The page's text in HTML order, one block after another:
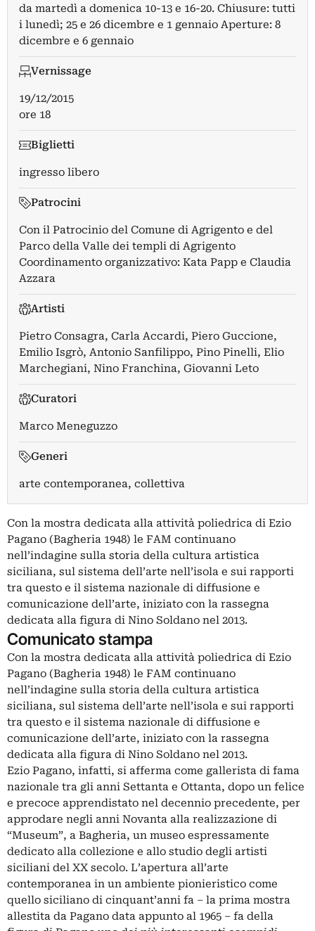
da martedì a domenica 10-13 e 16-20. Chiusure: tutti
i lunedì; 25 e 26 dicembre e 1 gennaio Aperture: 8
dicembre e 6 gennaio
Vernissage
19/12/2015
ore 18
Biglietti
ingresso libero
Patrocini
Con il Patrocinio del Comune di Agrigento e del
Parco della Valle dei templi di Agrigento
Coordinamento organizzativo: Kata Papp e Claudia
Azzara
Artisti
Pietro Consagra, Carla Accardi, Piero Guccione,
Emilio Isgrò, Antonio Sanfilippo, Pino Pinelli, Elio
Marchegiani, Nino Franchina, Giovanni Leto
Curatori
Marco Meneguzzo
Generi
arte contemporanea, collettiva
Con la mostra dedicata alla attività poliedrica di Ezio
Pagano (Bagheria 1948) le FAM continuano
nell’indagine sulla storia della cultura artistica
siciliana, sul sistema dell’arte nell’isola e sui rapporti
tra questo e il sistema nazionale di diffusione e
comunicazione dell’arte, iniziato con la rassegna
dedicata alla figura di Nino Soldano nel 2013.
Comunicato stampa
Con la mostra dedicata alla attività poliedrica di Ezio
Pagano (Bagheria 1948) le FAM continuano
nell’indagine sulla storia della cultura artistica
siciliana, sul sistema dell’arte nell’isola e sui rapporti
tra questo e il sistema nazionale di diffusione e
comunicazione dell’arte, iniziato con la rassegna
dedicata alla figura di Nino Soldano nel 2013.
Ezio Pagano, infatti, si afferma come gallerista di fama
nazionale tra gli anni Settanta e Ottanta, dopo un felice
e precoce apprendistato nel decennio precedente, per
approdare negli anni Novanta alla realizzazione di
“Museum”, a Bagheria, un museo espressamente
dedicato alla collezione e allo studio degli artisti
siciliani del XX secolo. L’apertura all’arte
contemporanea in un ambiente pionieristico come
quello siciliano di cinquant’anni fa – la prima mostra
allestita da Pagano data appunto al 1965 – fa della